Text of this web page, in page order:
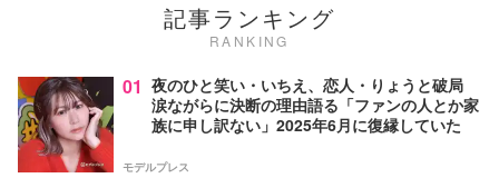
記事ランキング
RANKING
01 夜のひと笑い・いちえ、恋人・りょうと破局
涙ながらに決断の理由語る「ファンの人とか家
族に申し訳ない」2025年6月に復縁していた
モデルプレス